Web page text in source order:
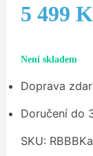
5 499
Není skladem
Doprava
Doručení do
SKU: RBBB